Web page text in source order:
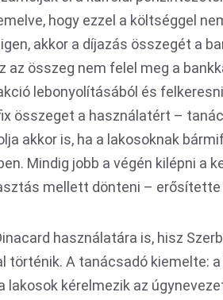
hogy ezzel a költséggel
akkor a díjazás összegét a
az összeg nem felel meg a
lebonyolításából és
összeget a használatért –
akkor is, ha a lakosoknak
Mindig jobb a végén kilépni a
mellett dönteni – erősítette
használatára is, hisz
történik. A tanácsadó kiemelte:
lakosok kérelmezik az